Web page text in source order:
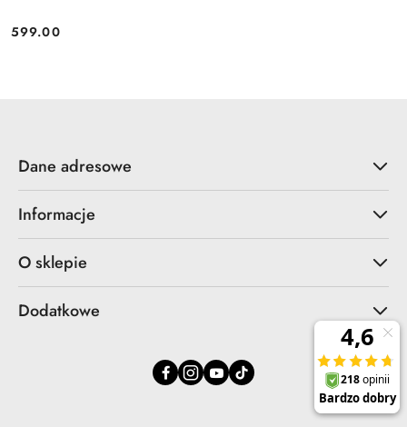
Cena:
599.00
Dane adresowe
Informacje
O sklepie
Dodatkowe